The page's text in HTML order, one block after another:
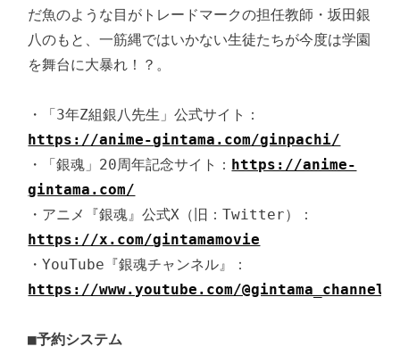
だ魚のような目がトレードマークの担任教師・坂田銀
八のもと、一筋縄ではいかない生徒たちが今度は学園
を舞台に大暴れ！？。
・「3年Z組銀八先生」公式サイト：
https://anime-gintama.com/ginpachi/
・「銀魂」20周年記念サイト： https://anime-
gintama.com/
・アニメ『銀魂』公式X（旧：Twitter）：
https://x.com/gintamamovie
・YouTube『銀魂チャンネル』：
https://www.youtube.com/
■予約システム